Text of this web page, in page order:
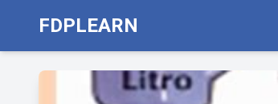
FDPLEARN